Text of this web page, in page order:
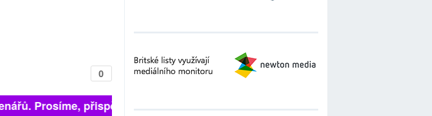
0
Prosíme, přispějte. ➥